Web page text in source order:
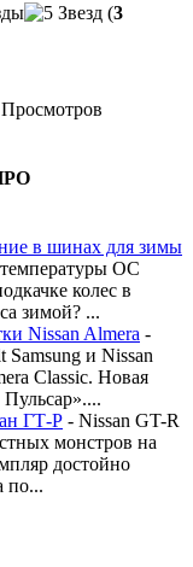
(3
в шинах для зимы
ОС
колес в
зимой? ...
Nissan Almera -
Samsung и Nissan
Classic. Новая
Пульсар»....
ГТ-Р - Nissan GT-R
монстров на
достойно
по...